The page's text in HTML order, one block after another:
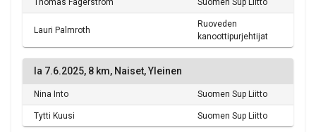
Thomas Fagerström Suomen Sup Liitto
Lauri Palmroth
Ruoveden
kanoottipurjehtijat
la 7.6.2025, 8 km, Naiset, Yleinen
Nina Into Suomen Sup Liitto
Tytti Kuusi Suomen Sup Liitto